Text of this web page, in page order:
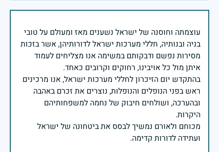
עוצמתה וחוסנה של ישראל נשענים מאז ומעולם על טובי
בניה ובנותיה, חללי מערכות ישראל לדורותיהן, אשר בזכות
מסירות נפשם ודבקותם במשימה אנו מצליחים לעמוד
בהתקדש יום הזיכרון לחללי מערכות ישראל, אנו מרכינים
ראש בפני הנופלים והנופלות, נוצרים את זכרם באהבה
ובהערכה, ושולחים חיבוק של נחמה למשפחותיהם
מכוחם ולאורם נמשיך לבסס את ביטחונה של ישראל
ועתידה לדורות קדימה.